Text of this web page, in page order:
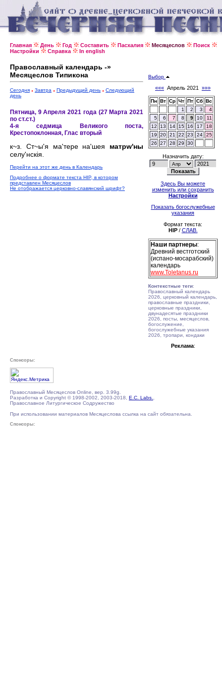
Главная День Год Составить Пасхалия Месяцеслов
Поиск
Настройки
Справка In english
Православный календарь -»
Месяцеслов Типикона
Сегодня Завтра Предыдущий день
Следующий
день
Пятница, 9 Апреля 2021 года (27 Марта 2021
по ст.ст.)
4-я седмица Великого поста,
Крестопоклонная, Глас вторый
к~з. Ст~ы'я ма'тере на'шея матрw'ны
селу'нскiя.
Перейти на этот же день в Календарь
Подробнее о формате текста HIP, в котором
представлен Месяцеслов
Не отображается церковно-славянский шрифт?
Выбор
««« Апрель 2021 »»»
Пн Вт Ср Чт Пт Сб Вс
1
2 3
4
5
6 7 8 9 10
11
12
13 14 15 16 17
18
19
20 21 22 23 24
25
26
27 28 29 30
Назначить дату:
Здесь Вы можете
изменить или сохранить
Настройки
Показать богослужебные
указания
Формат текста:
HIP/ СЛАВ.
Наши партнеры:
Древний вестготский
(испано-мосарабский)
календарь
www.Toletanus.ru
Контекстные теги:
Православный календарь
2026, церковный календарь,
православные праздники,
церковные праздники,
двунадесятые праздники
2026, посты, месяцеслов,
богослужение,
богослужебные указания
2026, тропари, кондаки
Реклама:
Спонсоры:
Православный Месяцеслов Online, вер. 3.99g.
Разработка и Copyright © 1998-2002, 2003-2018, E.C. Labs.
Православное Литургическое Содружество
При использовании материалов Месяцеслова ссылка на сайт обязательна.
Спонсоры: